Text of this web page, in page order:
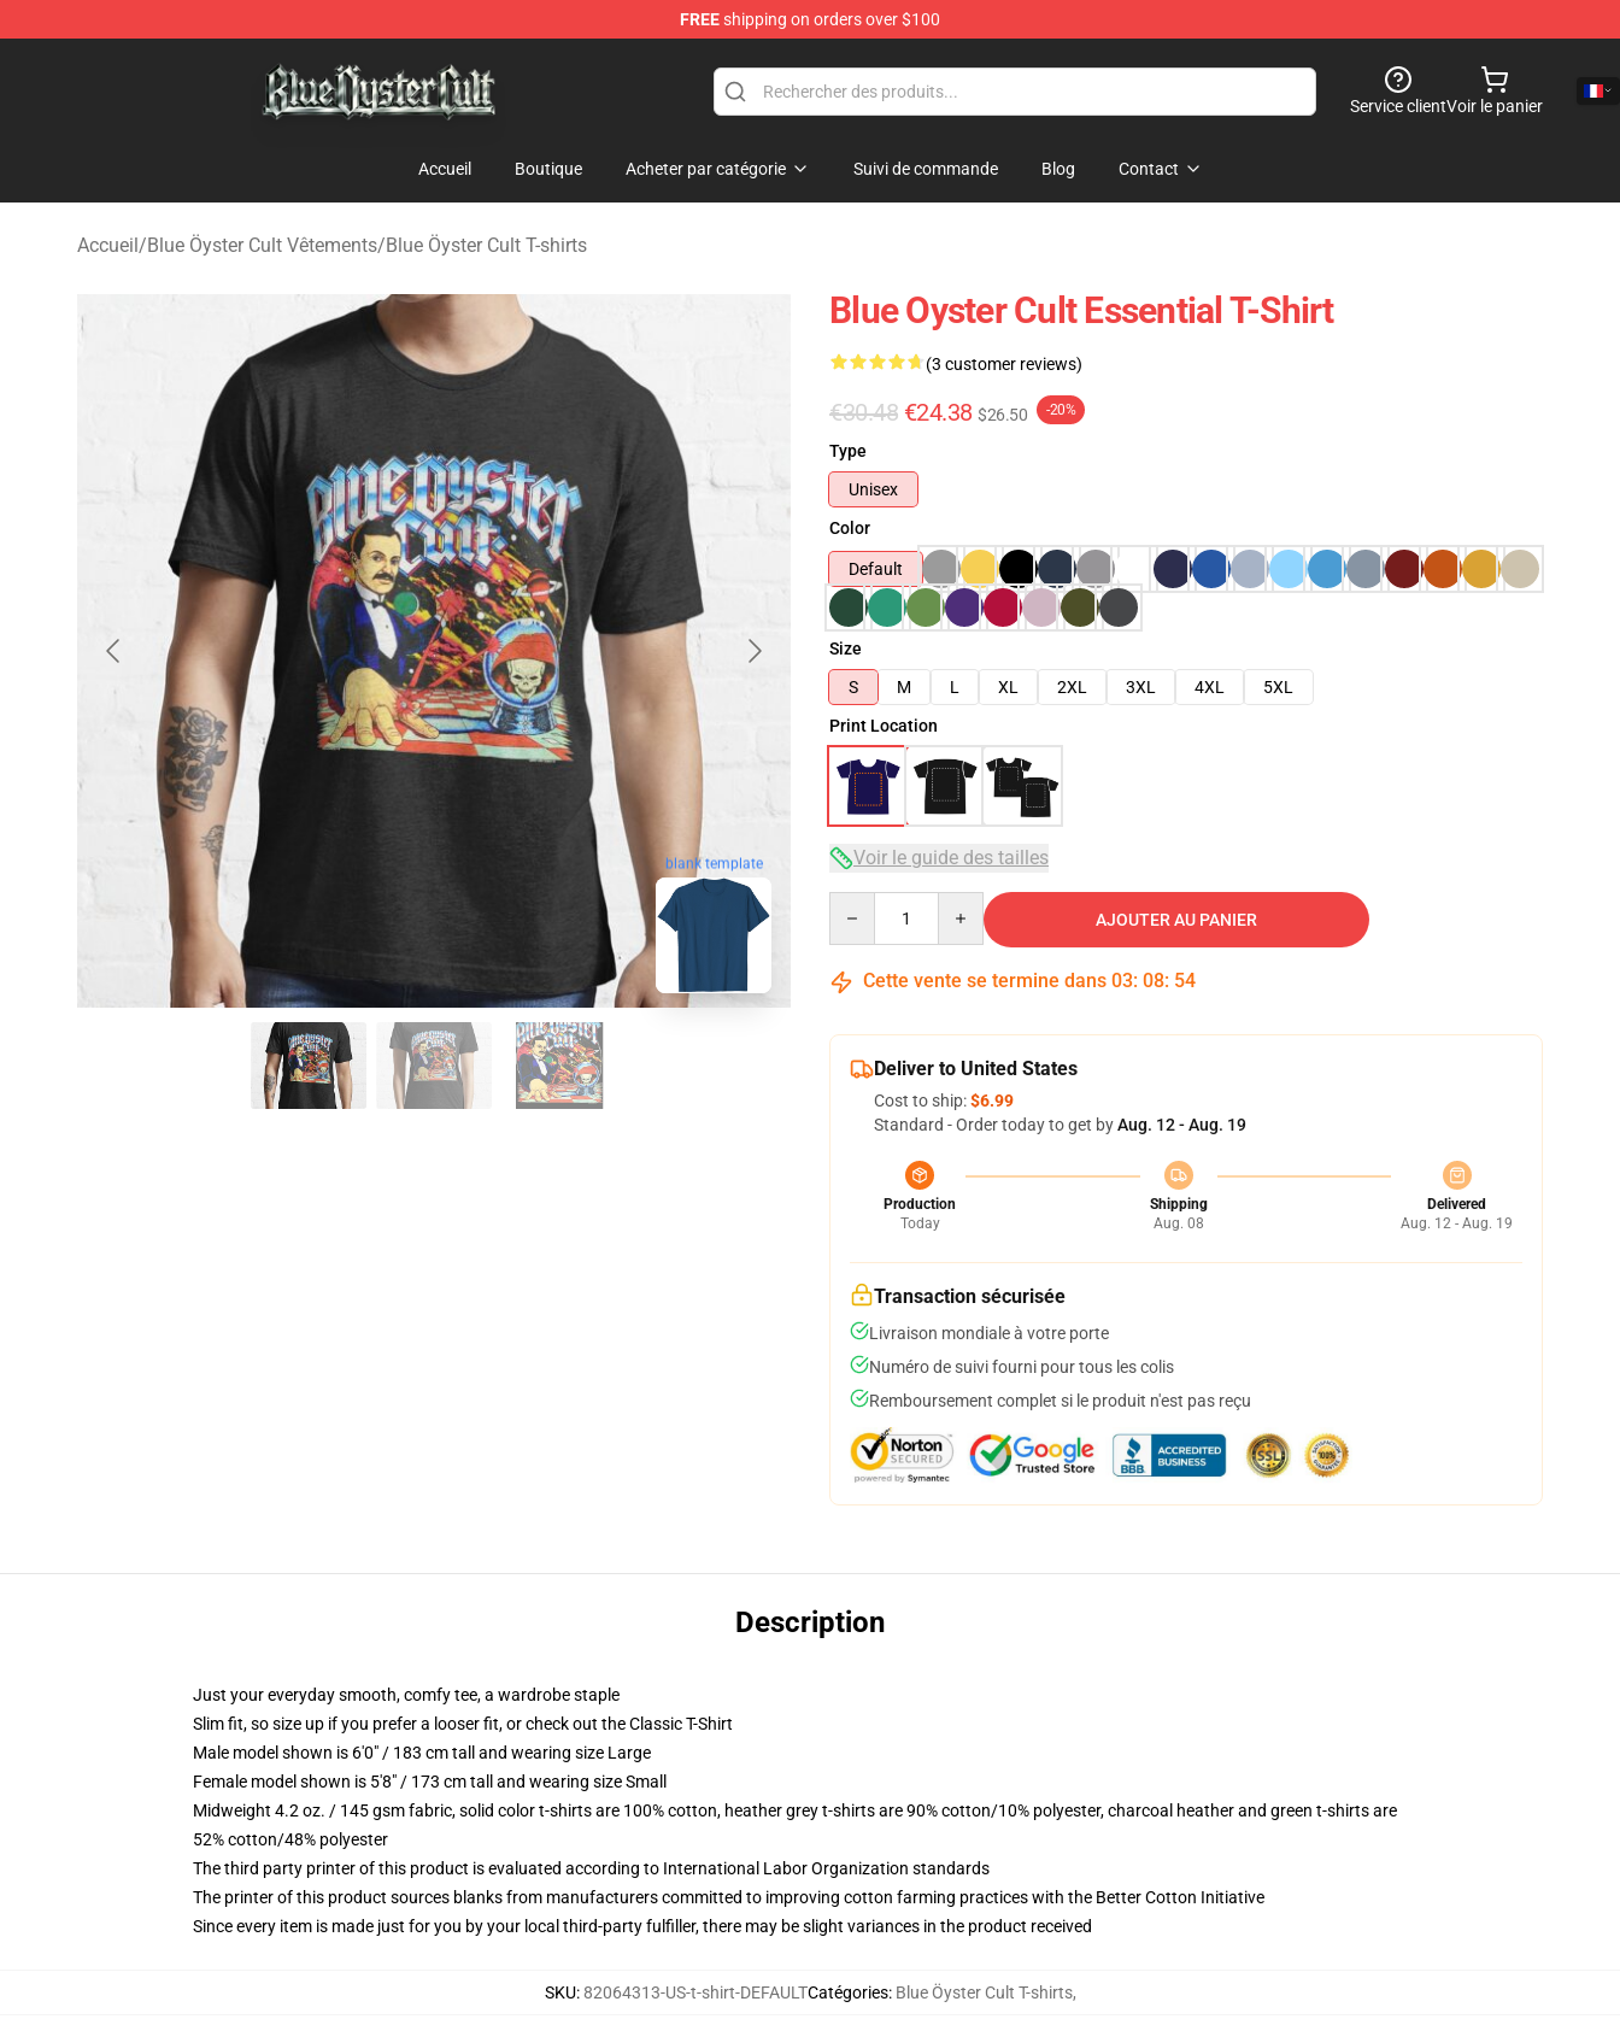
FREEshipping on orders over $100
Service clientVoir le panier
Accueil Boutique Acheter par catégorie Suivi de commande Blog Contact
Accueil/Blue Öyster Cult Vêtements/Blue Öyster Cult T-shirts
blank template
Blue Oyster Cult Essential T-Shirt
(3 customer reviews)
€30.48 €24.38 $26.50 -20%
Type
Unisex
Color
Default
Size
S
M L XL 2XL 3XL 4XL
5XL
Print Location
Voir le guide des tailles
AJOUTER AU PANIER
Cette vente se termine dans 03: 08: 53
Deliver to United States
Cost to ship:$6.99
Standard - Order today to get byAug. 12 - Aug. 19
Production
Today
Shipping
Aug. 08
Delivered
Aug. 12 - Aug. 19
Transaction sécurisée
Livraison mondiale à votre porte
Numéro de suivi fourni pour tous les colis
Remboursement complet si le produit n'est pas reçu
Description
Just your everyday smooth, comfy tee, a wardrobe staple
Slim fit, so size up if you prefer a looser fit, or check out the Classic T-Shirt
Male model shown is 6'0" / 183 cm tall and wearing size Large
Female model shown is 5'8" / 173 cm tall and wearing size Small
Midweight 4.2 oz. / 145 gsm fabric, solid color t-shirts are 100% cotton, heather grey t-shirts are 90% cotton/10% polyester, charcoal heather and green t-shirts are
52% cotton/48% polyester
The third party printer of this product is evaluated according to International Labor Organization standards
The printer of this product sources blanks from manufacturers committed to improving cotton farming practices with the Better Cotton Initiative
Since every item is made just for you by your local third-party fulfiller, there may be slight variances in the product received
SKU:82064313-US-t-shirt-DEFAULTCatégories: Blue Öyster Cult T-shirts,